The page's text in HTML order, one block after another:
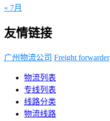
« 7月
友情链接
广州物流公司 Freight forwarder
物流列表
专线列表
线路分类
物流线路